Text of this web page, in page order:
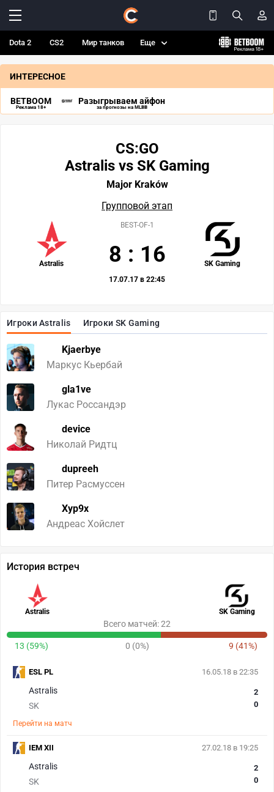
Dota 2 CS2 Мир танков Еще
ИНТЕРЕСНОЕ
BETBOOM
Реклама 18+
Разыгрываем айфон
за прогнозы на MLBB
Игроки Astralis Игроки SK Gaming
Kjaerbye
Маркус Кьербай
gla1ve
Лукас Россандэр
device
Николай Ридтц
dupreeh
Питер Расмуссен
Xyp9x
Андреас Хойслет
CS:GO
Astralis vs SK Gaming
Major Kraków
Групповой этап
Astralis SK Gaming
BEST-OF-1
8 : 16
17.07.17 в 22:45
История встреч
Astralis SK Gaming
Всего матчей: 22
13 (59%) 0 (0%) 9 (41%)
16.05.18 в 22:35
Astralis
SK
2
0
Перейти на матч
ESL PL
27.02.18 в 19:25
Astralis
SK
2
0
IEM XII